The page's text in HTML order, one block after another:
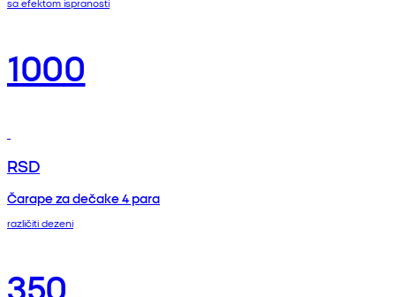
1000
RSD
Čarape za dečake 4 para
različiti dezeni
350